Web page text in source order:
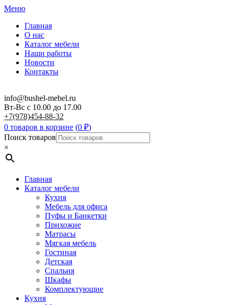
Меню
Главная
О нас
Каталог мебели
Наши работы
Новости
Контакты
info@bushel-mebel.ru
Вт-Вс c 10.00 до 17.00
+7(978)454-88-32
0 товаров в корзине (0 ₽)
Поиск товаров
×
Главная
Каталог мебели
Кухня
Мебель для офиса
Пуфы и Банкетки
Прихожие
Матрасы
Мягкая мебель
Гостиная
Детская
Спальня
Шкафы
Комплектующие
Кухня